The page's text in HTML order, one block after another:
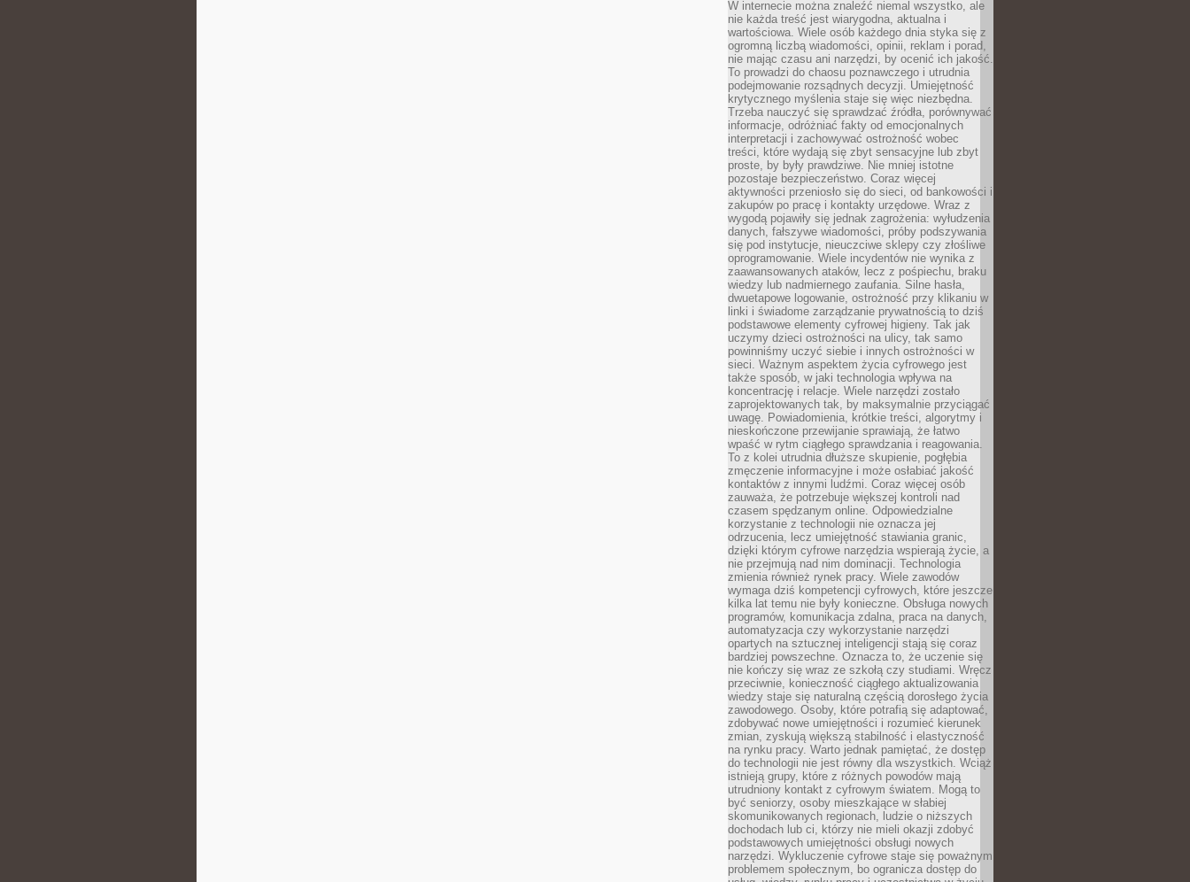
W internecie można znaleźć niemal wszystko, ale
nie każda treść jest wiarygodna, aktualna i
wartościowa. Wiele osób każdego dnia styka się z
ogromną liczbą wiadomości, opinii, reklam i porad,
nie mając czasu ani narzędzi, by ocenić ich jakość.
To prowadzi do chaosu poznawczego i utrudnia
podejmowanie rozsądnych decyzji. Umiejętność
krytycznego myślenia staje się więc niezbędna.
Trzeba nauczyć się sprawdzać źródła, porównywać
informacje, odróżniać fakty od emocjonalnych
interpretacji i zachowywać ostrożność wobec
treści, które wydają się zbyt sensacyjne lub zbyt
proste, by były prawdziwe. Nie mniej istotne
pozostaje bezpieczeństwo. Coraz więcej
aktywności przeniosło się do sieci, od bankowości i
zakupów po pracę i kontakty urzędowe. Wraz z
wygodą pojawiły się jednak zagrożenia: wyłudzenia
danych, fałszywe wiadomości, próby podszywania
się pod instytucje, nieuczciwe sklepy czy złośliwe
oprogramowanie. Wiele incydentów nie wynika z
zaawansowanych ataków, lecz z pośpiechu, braku
wiedzy lub nadmiernego zaufania. Silne hasła,
dwuetapowe logowanie, ostrożność przy klikaniu w
linki i świadome zarządzanie prywatnością to dziś
podstawowe elementy cyfrowej higieny. Tak jak
uczymy dzieci ostrożności na ulicy, tak samo
powinniśmy uczyć siebie i innych ostrożności w
sieci. Ważnym aspektem życia cyfrowego jest
także sposób, w jaki technologia wpływa na
koncentrację i relacje. Wiele narzędzi zostało
zaprojektowanych tak, by maksymalnie przyciągać
uwagę. Powiadomienia, krótkie treści, algorytmy i
nieskończone przewijanie sprawiają, że łatwo
wpaść w rytm ciągłego sprawdzania i reagowania.
To z kolei utrudnia dłuższe skupienie, pogłębia
zmęczenie informacyjne i może osłabiać jakość
kontaktów z innymi ludźmi. Coraz więcej osób
zauważa, że potrzebuje większej kontroli nad
czasem spędzanym online. Odpowiedzialne
korzystanie z technologii nie oznacza jej
odrzucenia, lecz umiejętność stawiania granic,
dzięki którym cyfrowe narzędzia wspierają życie, a
nie przejmują nad nim dominacji. Technologia
zmienia również rynek pracy. Wiele zawodów
wymaga dziś kompetencji cyfrowych, które jeszcze
kilka lat temu nie były konieczne. Obsługa nowych
programów, komunikacja zdalna, praca na danych,
automatyzacja czy wykorzystanie narzędzi
opartych na sztucznej inteligencji stają się coraz
bardziej powszechne. Oznacza to, że uczenie się
nie kończy się wraz ze szkołą czy studiami. Wręcz
przeciwnie, konieczność ciągłego aktualizowania
wiedzy staje się naturalną częścią dorosłego życia
zawodowego. Osoby, które potrafią się adaptować,
zdobywać nowe umiejętności i rozumieć kierunek
zmian, zyskują większą stabilność i elastyczność
na rynku pracy. Warto jednak pamiętać, że dostęp
do technologii nie jest równy dla wszystkich. Wciąż
istnieją grupy, które z różnych powodów mają
utrudniony kontakt z cyfrowym światem. Mogą to
być seniorzy, osoby mieszkające w słabiej
skomunikowanych regionach, ludzie o niższych
dochodach lub ci, którzy nie mieli okazji zdobyć
podstawowych umiejętności obsługi nowych
narzędzi. Wykluczenie cyfrowe staje się poważnym
problemem społecznym, bo ogranicza dostęp do